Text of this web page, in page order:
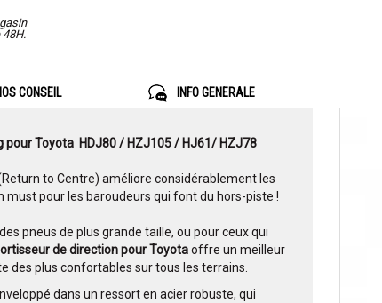
CONSEIL INFO GENERALE
Toyota HDJ80 / HZJ105 / HJ61/ HZJ78
to Centre) améliore considérablement les
pour les baroudeurs qui font du hors-piste !
pneus de plus grande taille, ou pour ceux qui
de direction pour Toyotaoffre un meilleur
des plus confortables sur tous les terrains.
dans un ressort en acier robuste, qui